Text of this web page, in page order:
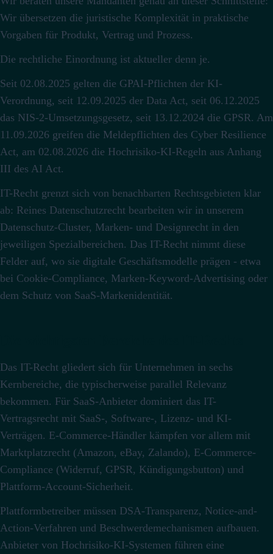
Wir übersetzen die juristische Komplexität in praktische
Vorgaben für Produkt, Vertrag und Prozess.
Die rechtliche Einordnung ist aktueller denn je.
Seit 02.08.2025 gelten die GPAI-Pflichten der KI-
Verordnung, seit 12.09.2025 der Data Act, seit 06.12.2025
das NIS-2-Umsetzungsgesetz, seit 13.12.2024 die GPSR. Am
11.09.2026 greifen die Meldepflichten des Cyber Resilience
Act, am 02.08.2026 die Hochrisiko-KI-Regeln aus Anhang
III des AI Act.
IT-Recht grenzt sich von benachbarten Rechtsgebieten klar
ab: Reines Datenschutzrecht bearbeiten wir in unserem
Datenschutz-Cluster, Marken- und Designrecht in den
jeweiligen Spezialbereichen. Das IT-Recht nimmt diese
Felder auf, wo sie digitale Geschäftsmodelle prägen - etwa
bei Cookie-Compliance, Marken-Keyword-Advertising oder
dem Schutz von SaaS-Markenidentität.
Das IT-Recht gliedert sich für Unternehmen in sechs
Kernbereiche, die typischerweise parallel Relevanz
bekommen. Für SaaS-Anbieter dominiert das IT-
Vertragsrecht mit SaaS-, Software-, Lizenz- und KI-
Verträgen. E-Commerce-Händler kämpfen vor allem mit
Marktplatzrecht (Amazon, eBay, Zalando), E-Commerce-
Compliance (Widerruf, GPSR, Kündigungsbutton) und
Plattform-Account-Sicherheit.
Plattformbetreiber müssen DSA-Transparenz, Notice-and-
Action-Verfahren und Beschwerdemechanismen aufbauen.
Anbieter von Hochrisiko-KI-Systemen führen eine